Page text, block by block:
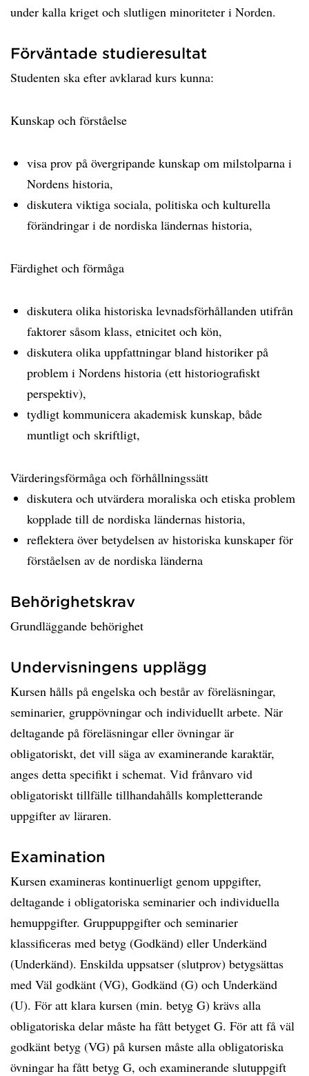
under kalla kriget och slutligen minoriteter i Norden.
Förväntade studieresultat
Studenten ska efter avklarad kurs kunna:
Kunskap och förståelse
visa prov på övergripande kunskap om milstolparna i
Nordens historia,
diskutera viktiga sociala, politiska och kulturella
förändringar i de nordiska ländernas historia,
Färdighet och förmåga
diskutera olika historiska levnadsförhållanden utifrån
faktorer såsom klass, etnicitet och kön,
diskutera olika uppfattningar bland historiker på
problem i Nordens historia (ett historiografiskt
perspektiv),
tydligt kommunicera akademisk kunskap, både
muntligt och skriftligt,
Värderingsförmåga och förhållningssätt
diskutera och utvärdera moraliska och etiska problem
kopplade till de nordiska ländernas historia,
reflektera över betydelsen av historiska kunskaper för
förståelsen av de nordiska länderna
Behörighetskrav
Grundläggande behörighet
Undervisningens upplägg
Kursen hålls på engelska och består av föreläsningar,
seminarier, gruppövningar och individuellt arbete. När
deltagande på föreläsningar eller övningar är
obligatoriskt, det vill säga av examinerande karaktär,
anges detta specifikt i schemat. Vid frånvaro vid
obligatoriskt tillfälle tillhandahålls kompletterande
uppgifter av läraren.
Examination
Kursen examineras kontinuerligt genom uppgifter,
deltagande i obligatoriska seminarier och individuella
hemuppgifter. Gruppuppgifter och seminarier
klassificeras med betyg (Godkänd) eller Underkänd
(Underkänd). Enskilda uppsatser (slutprov) betygsättas
med Väl godkänt (VG), Godkänd (G) och Underkänd
(U). För att klara kursen (min. betyg G) krävs alla
obligatoriska delar måste ha fått betyget G. För att få väl
godkänt betyg (VG) på kursen måste alla obligatoriska
övningar ha fått betyg G, och examinerande slutuppgift